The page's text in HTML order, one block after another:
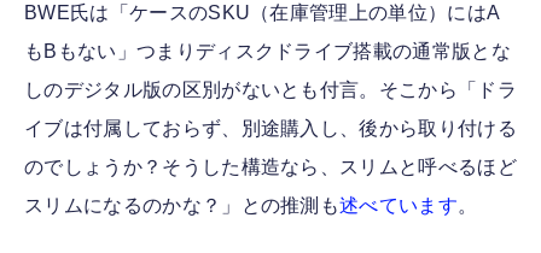
BWE氏は「ケースのSKU（在庫管理上の単位）にはA
もBもない」つまりディスクドライブ搭載の通常版とな
しのデジタル版の区別がないとも付言。そこから「ドラ
イブは付属しておらず、別途購入し、後から取り付ける
のでしょうか？そうした構造なら、スリムと呼べるほど
スリムになるのかな？」との推測も述べています。